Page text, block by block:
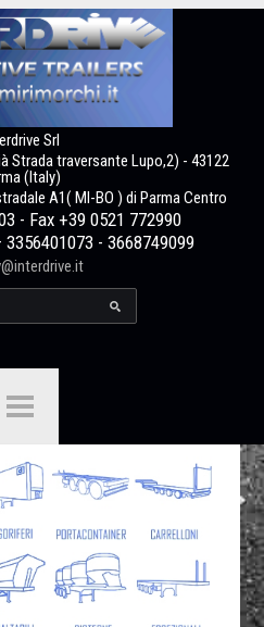
Srl
Strada traversante Lupo,2) - 43122
(Italy)
A1( MI-BO ) di Parma Centro
- Fax +39 0521 772990
- 3668749099